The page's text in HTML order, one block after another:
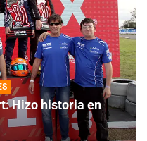
Hizo historia en